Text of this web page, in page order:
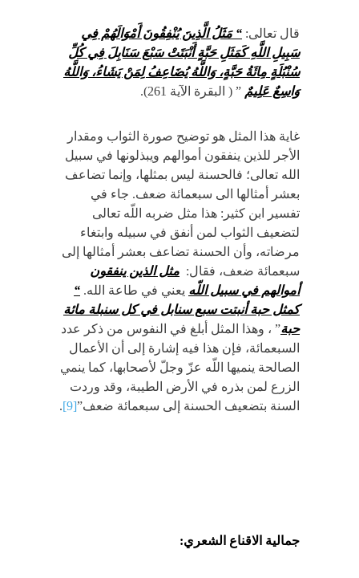
قال تعالى: “ مَثَلُ الَّذِينَ يُنْفِقُونَ أَمْوَالَهُمْ فِي
سَبِيلِ اللَّهِ كَمَثَلِ حَبَّةٍ أَنْبَتَتْ سَبْعَ سَنَابِلَ فِي كُلِّ
سُنْبُلَةٍ مِائَةُ حَبَّةٍ، وَاللَّهُ يُضَاعِفُ لِمَنْ يَشَاءُ، وَاللَّهُ
وَاسِعٌ عَلِيمٌ ” ( البقرة الآية 261).
غاية هذا المثل هو توضيح صورة الثواب ومقدار
الأجر للذين ينفقون أموالهم ويبذلونها في سبيل
الله تعالى؛ فالحسنة ليس بمثلها، وإنما تضاعف
بعشر أمثالها الى سبعمائة ضعف. جاء في
تفسير ابن كثير: هذا مثل ضربه اللّه تعالى
لتضعيف الثواب لمن أنفق في سبيله وابتغاء
مرضاته، وأن الحسنة تضاعف بعشر أمثالها إلى
سبعمائة ضعف، فقال: مثل الذين ينفقون
أموالهم في سبيل اللّه يعني في طاعة الله. “
كمثل حبة أنبتت سبع سنابل في كل سنبلة مائة
حبة” ، وهذا المثل أبلغ في النفوس من ذكر عدد
السبعمائة، فإن هذا فيه إشارة إلى أن الأعمال
الصالحة ينميها اللّه عزّ وجلّ لأصحابها، كما ينمي
الزرع لمن بذره في الأرض الطيبة، وقد وردت
السنة بتضعيف الحسنة إلى سبعمائة ضعف”[9]
.
جمالية الاقناع الشعري: